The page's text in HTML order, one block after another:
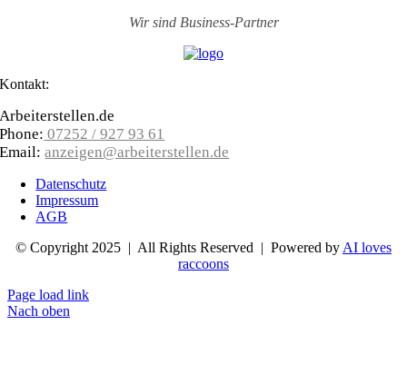
Wir sind Business-Partner
Kontakt:
Arbeiterstellen.de
Phone: 07252 / 927 93 61
Email:anzeigen@arbeiterstellen.de
Datenschutz
Impressum
AGB
© Copyright 2025 | All Rights Reserved | Powered by AI loves
raccoons
Page load link
Nach oben